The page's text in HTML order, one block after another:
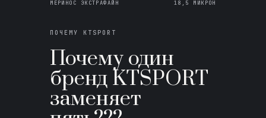
МЕРИНОС ЭКСТРАФАЙН 18,5 МИКРОН
ПОЧЕМУ KTSPORT
Почему один
бренд KTSPORT
заменяет